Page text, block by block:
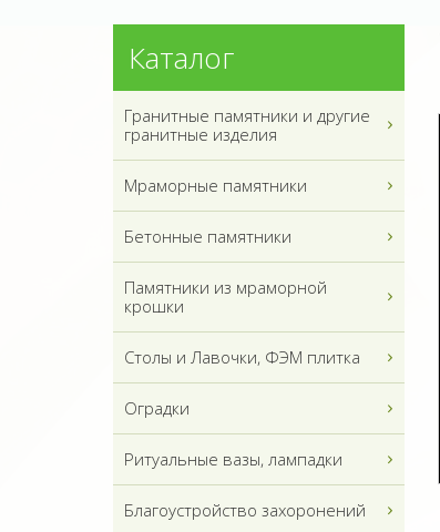
Каталог
Гранитные памятники и другие
гранитные изделия
Мраморные памятники
Бетонные памятники
Памятники из мраморной
крошки
Столы и Лавочки, ФЭМ плитка
Оградки
Ритуальные вазы, лампадки
Благоустройство захоронений